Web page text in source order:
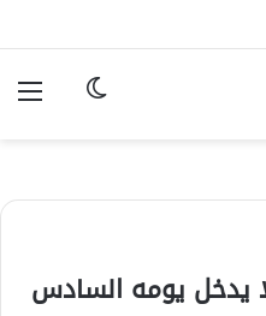
الوضع
يدخل يومه السادس